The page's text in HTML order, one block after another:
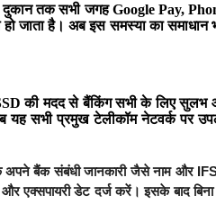
तक सभी जगह Google Pay,
है। अब इस समस्या का समाधान
की मदद से बैंकिंग सभी के लिए
यह सभी प्रमुख टेलीकॉम नेटवर्क पर
बैंक संबंधी जानकारी जैसे नाम और
एक्सपायरी डेट दर्ज करें। इसके बाद